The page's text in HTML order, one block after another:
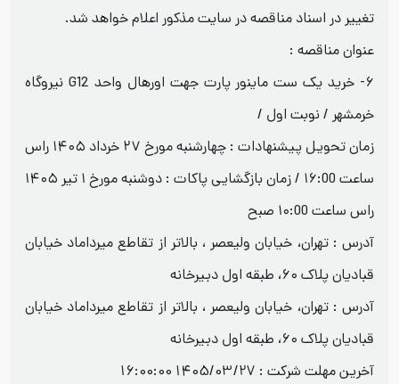
تغییر در اسناد مناقصه در سایت مذکور اعلام خواهد شد.
عنوان مناقصه :
۶- خرید یک ست ماینور پارت جهت اورهال واحد G12 نیروگاه
خرمشهر / نوبت اول /
زمان تحویل پیشنهادات : چهارشنبه مورخ ۲۷ خرداد ۱۴۰۵ راس
ساعت ۱۶:00 / زمان بازگشایی پاکات : دوشنبه مورخ ۱ تیر ۱۴۰۵
راس ساعت ۱۰:00 صبح
آدرس : تهران، خیابان ولیعصر ، بالاتر از تقاطع میرداماد خیابان
قبادیان پلاک ۶۰، طبقه اول دبیرخانه
آدرس : تهران، خیابان ولیعصر ، بالاتر از تقاطع میرداماد خیابان
قبادیان پلاک ۶۰، طبقه اول دبیرخانه
آخرین مهلت شرکت : 1405/03/27 16:00:00